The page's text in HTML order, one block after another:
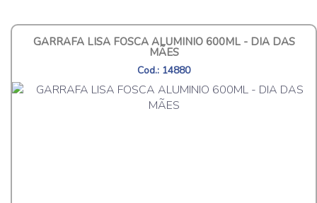
GARRAFA LISA FOSCA ALUMINIO 600ML - DIA DAS
MÃES
Cod.: 14880